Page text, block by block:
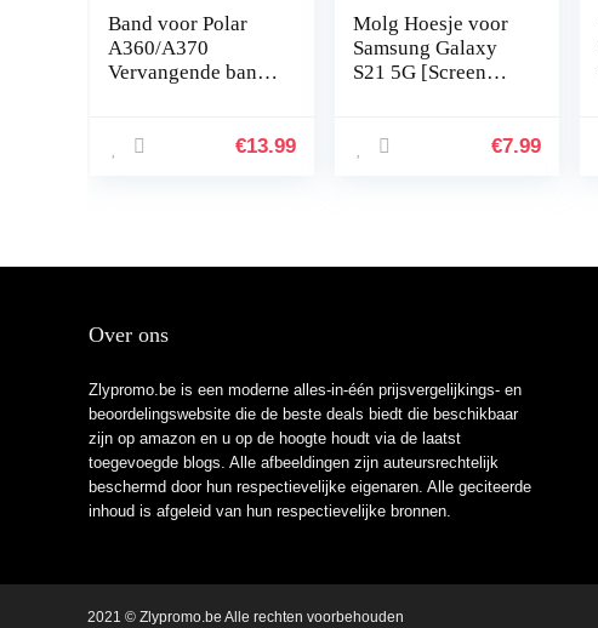
Band voor Polar
A360/A370
Vervangende band
Vervangende band
€13.99
Molg Hoesje voor
Samsung Galaxy
S21 5G [Screen
TPU Siliconen
€7.99
Over ons
Zlypromo.be is een moderne alles-in-één prijsvergelijkings- en
beoordelingswebsite die de beste deals biedt die beschikbaar
zijn op amazon en u op de hoogte houdt via de laatst
toegevoegde blogs. Alle afbeeldingen zijn auteursrechtelijk
beschermd door hun respectievelijke eigenaren. Alle geciteerde
inhoud is afgeleid van hun respectievelijke bronnen.
2021 © Zlypromo.be Alle rechten voorbehouden